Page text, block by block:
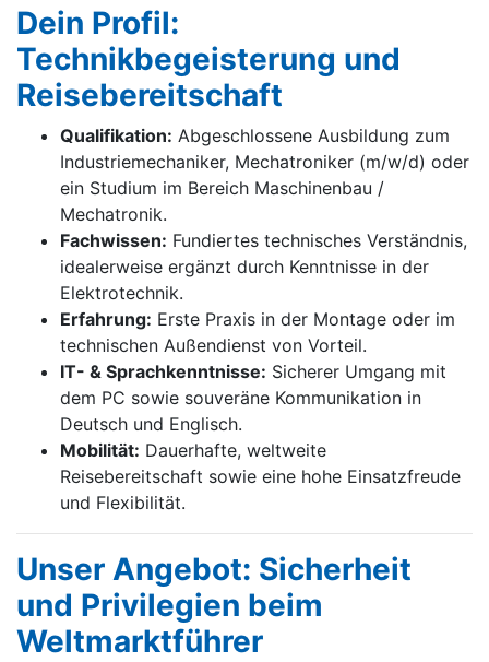
Dein Profil:
Technikbegeisterung und
Reisebereitschaft
Qualifikation: Abgeschlossene Ausbildung zum
Industriemechaniker, Mechatroniker (m/w/d) oder
ein Studium im Bereich Maschinenbau /
Mechatronik.
Fachwissen: Fundiertes technisches Verständnis,
idealerweise ergänzt durch Kenntnisse in der
Elektrotechnik.
Erfahrung: Erste Praxis in der Montage oder im
technischen Außendienst von Vorteil.
IT- & Sprachkenntnisse: Sicherer Umgang mit
dem PC sowie souveräne Kommunikation in
Deutsch und Englisch.
Mobilität: Dauerhafte, weltweite
Reisebereitschaft sowie eine hohe Einsatzfreude
und Flexibilität.
Unser Angebot: Sicherheit
und Privilegien beim
Weltmarktführer